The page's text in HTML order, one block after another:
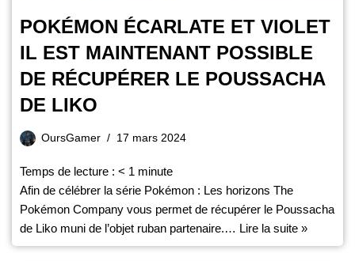
POKÉMON ÉCARLATE ET VIOLET
IL EST MAINTENANT POSSIBLE
DE RÉCUPÉRER LE POUSSACHA
DE LIKO
OursGamer 17 mars 2024
Temps de lecture : < 1 minute
Afin de célébrer la série Pokémon : Les horizons The
Pokémon Company vous permet de récupérer le Poussacha
de Liko muni de l’objet ruban partenaire.… Lire la suite »